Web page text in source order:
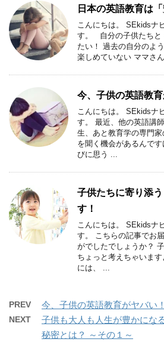
日本の英語教育は
こんにちは。 SEkidsナ
す。 自分の子供たちと
たい！ 過去の自分のよ
楽しめていない ママさ
今、子供の英語教
こんにちは。 SEkidsナ
す。 最近、他の英語講
生、あと教育学の専門
を聞く機会があるんで
びに思う ...
子供たちに寄り添
す！
こんにちは。 SEkidsナ
す。 こちらの記事でお
がでしたでしょうか？
ちょっと考えちゃいま
には、 ...
PREV 今、子供の英語教育がヤバい
NEXT
子供も大人も人生が豊かにな
秘密とは？ ～その１～